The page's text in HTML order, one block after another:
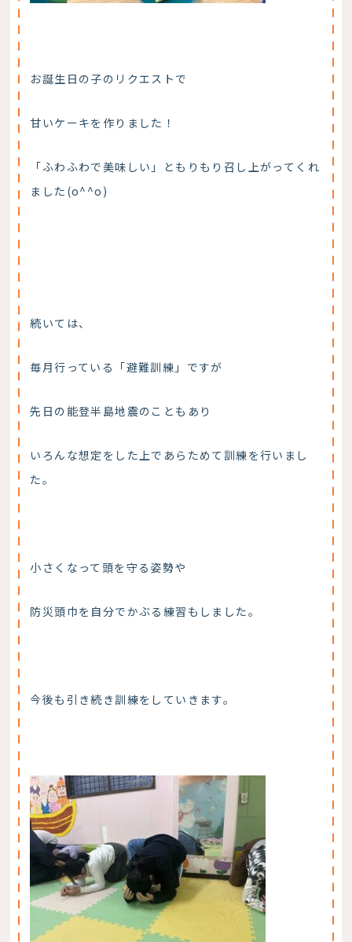
お誕生日の子のリクエストで
甘いケーキを作りました！
「ふわふわで美味しい」ともりもり召し上がってくれ
ました(o^^o)
続いては、
毎月行っている「避難訓練」ですが
先日の能登半島地震のこともあり
いろんな想定をした上であらためて訓練を行いまし
た。
小さくなって頭を守る姿勢や
防災頭巾を自分でかぶる練習もしました。
今後も引き続き訓練をしていきます。